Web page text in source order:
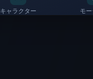
キャラクター モ